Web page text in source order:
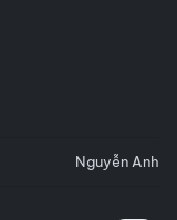
Nguyễn Anh